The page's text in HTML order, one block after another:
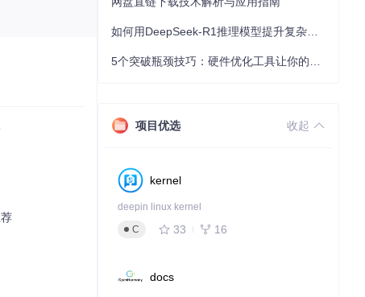
能准确地还原
项目优选 收起
kernel
deepin linux kernel
C
33 16
docs